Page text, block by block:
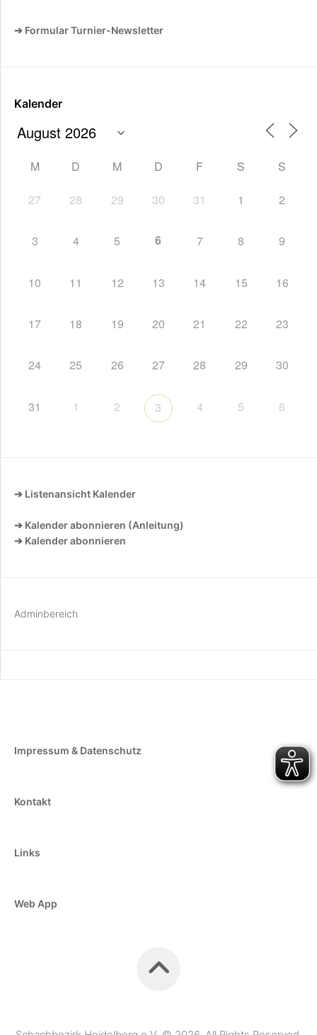
➔ Formular Turnier-Newsletter
Kalender
M D M D F S S
27 28 29 30 31 1 2
3 4 5 6 7 8 9
10 11 12 13 14 15 16
17 18 19 20 21 22 23
24 25 26 27 28 29 30
31 1 2 3 4 5 6
➔ Listenansicht Kalender
➔ Kalender abonnieren (Anleitung)
➔ Kalender abonnieren
Adminbereich
Impressum & Datenschutz
Kontakt
Links
Web App